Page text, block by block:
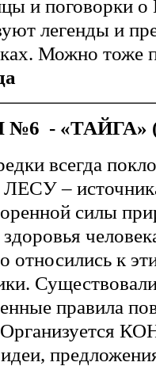
и поговорки
легенды и
Можно тоже
- «ТАЙГА»
всегда
–
силы
относились к
правила